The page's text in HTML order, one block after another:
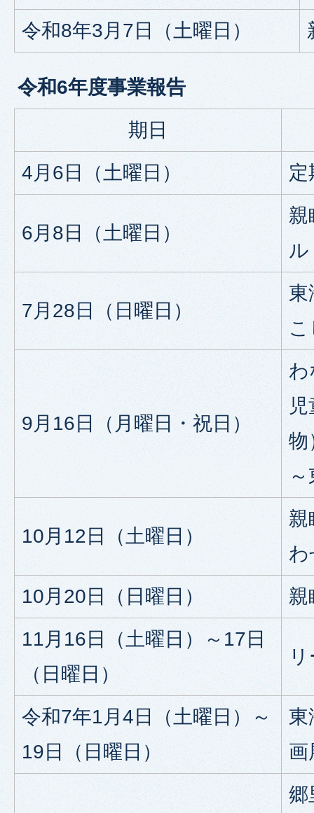
令和8年3月7日（土曜日）
令和6年度事業報告
期日
4月6日（土曜日）
定
6月8日（土曜日）
親
7月28日（日曜日）
東
9月16日（月曜日・祝日）
わ
物
10月12日（土曜日）
親
わ
10月20日（日曜日）
親
11月16日（土曜日）～17日
（日曜日）
令和7年1月4日（土曜日）～
19日（日曜日）
東
画
郷